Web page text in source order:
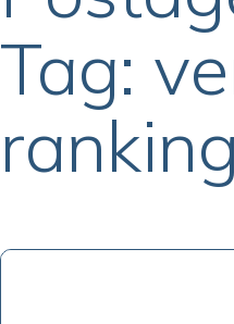
Tag:
ranking